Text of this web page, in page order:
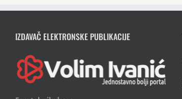
IZDAVAČ ELEKTRONSKE PUBLIKACIJE